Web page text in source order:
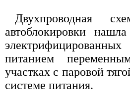
Двухпроводная
автоблокировки
питанием
участках с паровой
системе питания.